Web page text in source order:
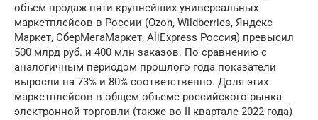
объем продаж пяти крупнейших универсальных
маркетплейсов в России (Ozon, Wildberries, Яндекс
Маркет, СберМегаМаркет, AliExpress Россия) превысил
500 млрд руб. и 400 млн заказов. По сравнению с
аналогичным периодом прошлого года показатели
выросли на 73% и 80% соответственно. Доля этих
маркетплейсов в общем объеме российского рынка
электронной торговли (также во II квартале 2022 года)